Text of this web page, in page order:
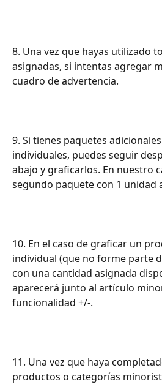
8. Una vez que hayas utilizado
asignadas, si intentas agregar
cuadro de advertencia.
9. Si tienes paquetes
individuales, puedes seguir
abajo y graficarlos. En nuestro
segundo paquete con 1 unidad
10. En el caso de graficar un
individual (que no forme parte
con una cantidad asignada
aparecerá junto al artículo
funcionalidad +/-.
11. Una vez que haya
productos o categorías